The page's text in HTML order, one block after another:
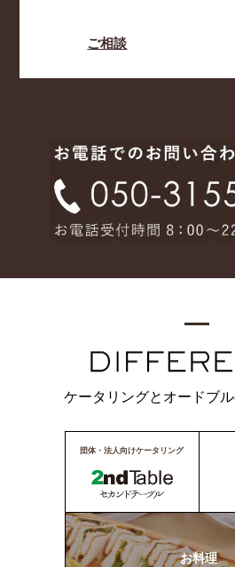
ご相談
ケータリングとオードブ
団体・法人向けケータリング
お料理